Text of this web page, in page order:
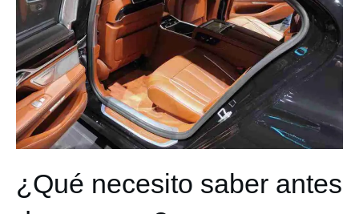
¿Qué necesito saber antes